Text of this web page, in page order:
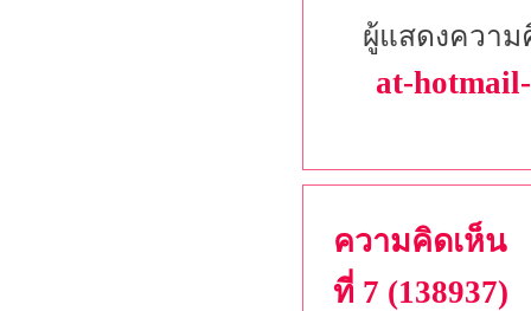
ผู้แสดงความ
at-
ความคิดเห็น
ที่ 7 (138937)